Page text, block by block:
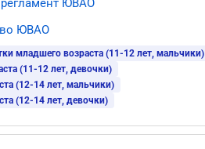
регламент ЮВАО
ЮВАО
младшего возраста (11-12 лет, мальчики)
(11-12 лет, девочки)
(12-14 лет, мальчики)
(12-14 лет, девочки)